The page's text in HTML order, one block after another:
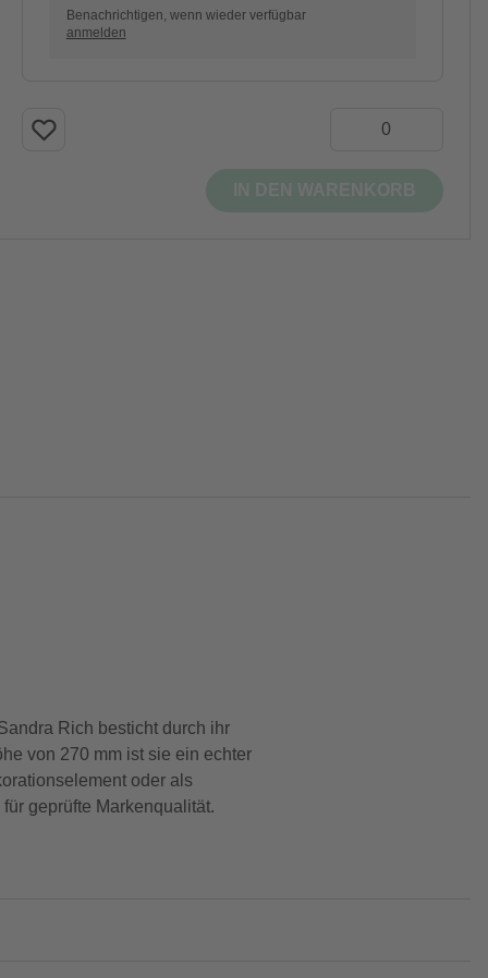
Benachrichtigen, wenn wieder verfügbar
anmelden
Rich besticht durch ihr
von 270 mm ist sie ein echter
oder als
geprüfte Markenqualität.